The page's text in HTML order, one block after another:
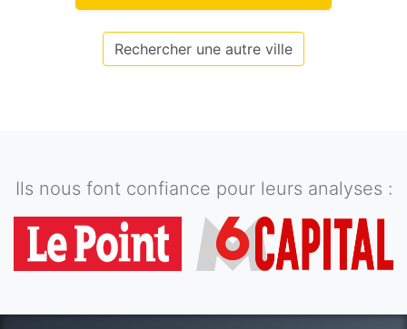
Rechercher une autre ville
Ils nous font confiance pour leurs analyses :